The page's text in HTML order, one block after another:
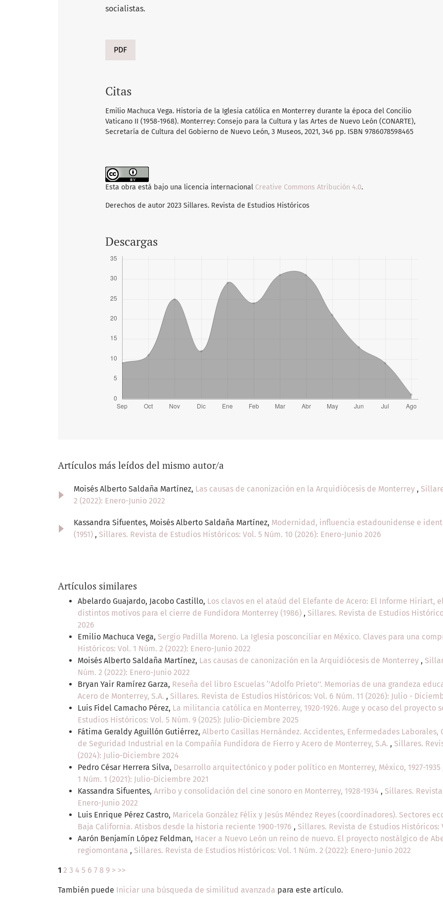
socialistas.
PDF
Citas
Emilio Machuca Vega. Historia de la Iglesia católica en Monterrey durante la época del Concilio
Vaticano II (1958-1968). Monterrey: Consejo para la Cultura y las Artes de Nuevo León (CONARTE),
Secretaría de Cultura del Gobierno de Nuevo León, 3 Museos, 2021, 346 pp. ISBN 9786078598465
Esta obra está bajo una licencia internacional Creative Commons Atribución 4.0.
Derechos de autor 2023 Sillares. Revista de Estudios Históricos
Descargas
Artículos más leídos del mismo autor/a
Moisés Alberto Saldaña Martínez, Las causas de canonización en la Arquidiócesis de Monterrey ,
2 (2022): Enero-Junio 2022
Kassandra Sifuentes, Moisés Alberto Saldaña Martínez, Modernidad, influencia estadounidense e
(1951) , Sillares. Revista de Estudios Históricos: Vol. 5 Núm. 10 (2026): Enero-Junio 2026
Artículos similares
Abelardo Guajardo, Jacobo Castillo, Los clavos en el ataúd del Elefante de Acero: El Informe Hiriart,
distintos motivos para el cierre de Fundidora Monterrey (1986) , Sillares. Revista de Estudios
2026
Emilio Machuca Vega, Sergio Padilla Moreno. La Iglesia posconciliar en México. Claves para una
Históricos: Vol. 1 Núm. 2 (2022): Enero-Junio 2022
Moisés Alberto Saldaña Martínez, Las causas de canonización en la Arquidiócesis de Monterrey ,
Núm. 2 (2022): Enero-Junio 2022
Bryan Yair Ramírez Garza, Reseña del libro Escuelas ‘’Adolfo Prieto’’. Memorias de una grandeza
Acero de Monterrey, S.A. , Sillares. Revista de Estudios Históricos: Vol. 6 Núm. 11 (2026): Julio -
Luis Fidel Camacho Pérez, La militancia católica en Monterrey, 1920-1926. Auge y ocaso del proyecto
Estudios Históricos: Vol. 5 Núm. 9 (2025): Julio-Diciembre 2025
Fátima Geraldy Aguillón Gutiérrez, Alberto Casillas Hernández. Accidentes, Enfermedades
de Seguridad Industrial en la Compañía Fundidora de Fierro y Acero de Monterrey, S.A. , Sillares.
(2024): Julio-Diciembre 2024
Pedro César Herrera Silva, Desarrollo arquitectónico y poder político en Monterrey, México, 1927-1935
1 Núm. 1 (2021): Julio-Diciembre 2021
Kassandra Sifuentes, Arribo y consolidación del cine sonoro en Monterrey, 1928-1934 , Sillares.
Enero-Junio 2022
Luis Enrique Pérez Castro, Maricela González Félix y Jesús Méndez Reyes (coordinadores). Sectores
Baja California. Atisbos desde la historia reciente 1900-1976 , Sillares. Revista de Estudios Históricos:
Aarón Benjamín López Feldman, Hacer a Nuevo León un reino de nuevo. El proyecto nostálgico de
regiomontana , Sillares. Revista de Estudios Históricos: Vol. 1 Núm. 2 (2022): Enero-Junio 2022
1 2 3 4 5 6 7 8 9 > >>
También puede Iniciar una búsqueda de similitud avanzada para este artículo.